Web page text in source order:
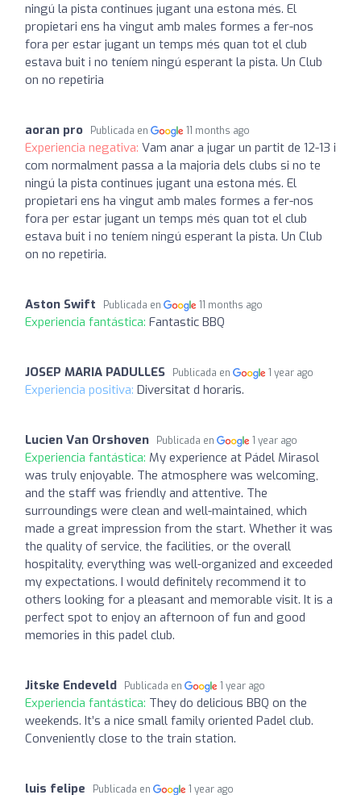
ningú la pista continues jugant una estona més. El
propietari ens ha vingut amb males formes a fer-nos
fora per estar jugant un temps més quan tot el club
estava buit i no teníem ningú esperant la pista. Un Club
on no repetiria
aoran pro Publicada en 11 months ago
Experiencia negativa: Vam anar a jugar un partit de 12-13 i
com normalment passa a la majoria dels clubs si no te
ningú la pista continues jugant una estona més. El
propietari ens ha vingut amb males formes a fer-nos
fora per estar jugant un temps més quan tot el club
estava buit i no teníem ningú esperant la pista. Un Club
on no repetiria.
Aston Swift Publicada en 11 months ago
Experiencia fantástica: Fantastic BBQ
JOSEP MARIA PADULLES Publicada en 1 year ago
Experiencia positiva: Diversitat d horaris.
Lucien Van Orshoven Publicada en 1 year ago
Experiencia fantástica: My experience at Pádel Mirasol
was truly enjoyable. The atmosphere was welcoming,
and the staff was friendly and attentive. The
surroundings were clean and well-maintained, which
made a great impression from the start. Whether it was
the quality of service, the facilities, or the overall
hospitality, everything was well-organized and exceeded
my expectations. I would definitely recommend it to
others looking for a pleasant and memorable visit. It is a
perfect spot to enjoy an afternoon of fun and good
memories in this padel club.
Jitske Endeveld Publicada en 1 year ago
Experiencia fantástica: They do delicious BBQ on the
weekends. It’s a nice small family oriented Padel club.
Conveniently close to the train station.
luis felipe Publicada en 1 year ago